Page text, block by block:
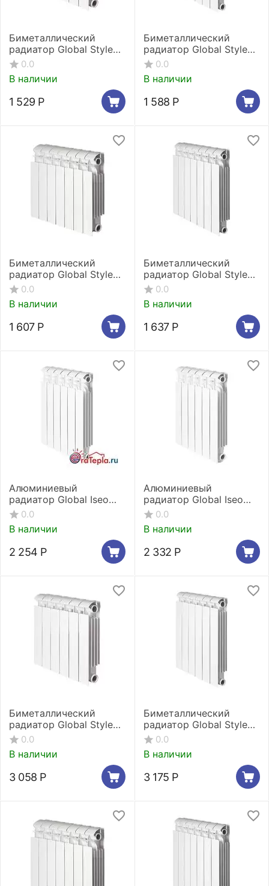
Биметаллический
радиатор Global Style
Extra 350 1 секция
0.0
В наличии
1 529 Р
Биметаллический
радиатор Global Style
Extra 500 1 секция
0.0
В наличии
1 588 Р
Биметаллический
радиатор Global Style
Plus 350 1 секция
0.0
В наличии
1 607 Р
Биметаллический
радиатор Global Style
Plus 500 1 секция
0.0
В наличии
1 637 Р
Алюминиевый
радиатор Global Iseo
350 2 секции
0.0
В наличии
2 254 Р
Алюминиевый
радиатор Global Iseo
500 2 секции
0.0
В наличии
2 332 Р
Биметаллический
радиатор Global Style
Extra 350 2 секции
0.0
В наличии
3 058 Р
Биметаллический
радиатор Global Style
Extra 500 2 секции
0.0
В наличии
3 175 Р